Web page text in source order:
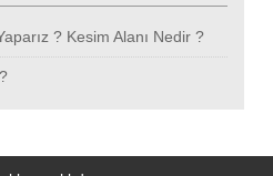
? Kesim Alanı Nedir ?